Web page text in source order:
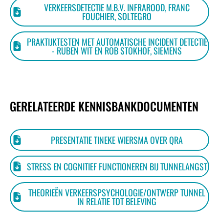
VERKEERSDETECTIE M.B.V. INFRAROOD, FRANC
FOUCHIER, SOLTEGRO
PRAKTIJKTESTEN MET AUTOMATISCHE INCIDENT DETECTIE
- RUBEN WIT EN ROB STOKHOF, SIEMENS
GERELATEERDE KENNISBANKDOCUMENTEN
PRESENTATIE TINEKE WIERSMA OVER QRA
STRESS EN COGNITIEF FUNCTIONEREN BIJ TUNNELANGST
THEORIEËN VERKEERSPSYCHOLOGIE/ONTWERP TUNNEL
IN RELATIE TOT BELEVING